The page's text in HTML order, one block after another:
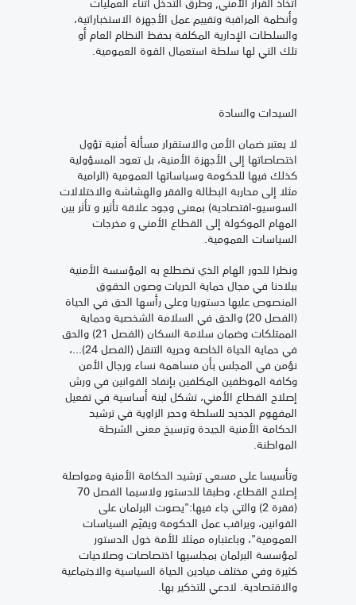
وأنظمة المراقبة وتقييم عمل الأجهزة الاستخباراتية،
والسلطات الإدارية المكلفة بحفظ النظام العام أو
تلك التي لها سلطة استعمال القوة العمومية.
السيدات والسادة
لا يعتبر ضمان الأمن والاستقرار مسألة أمنية تؤول
اختصاصاتها إلى الأجهزة الأمنية، بل تعود المسؤولية
كذلك فيها للحكومة وسياساتها العمومية (الرامية
مثلا إلى محاربة البطالة والفقر والهشاشة والاختلالات
السوسيو-اقتصادية) بمعنى وجود علاقة تأثير و تأثر بين
المهام الموكولة إلى القطاع الأمني و مخرجات
السياسات العمومية.
ونظرا للدور الهام الذي تضطلع به المؤسسة الأمنية
ببلادنا في مجال حماية الحريات وصون الحقوق
المنصوص عليها دستوريا وعلى رأسها الحق في الحياة
(الفصل 20) والحق في السلامة الشخصية وحماية
الممتلكات وضمان سلامة السكان (الفصل 21) والحق
في حماية الحياة الخاصة وحرية التنقل (الفصل 24)...،
نؤمن في المجلس بأن مساهمة نساء ورجال الأمن
وكافة الموظفين المكلفين بإنفاذ القوانين في ورش
إصلاح القطاع الأمني، تشكل لبنة أساسية في تفعيل
المفهوم الجديد للسلطة وحجر الزاوية في ترشيد
الحكامة الأمنية الجيدة وترسيخ معنى الشرطة
المواطنة.
وتأسيسا على مسعى ترشيد الحكامة الأمنية ومواصلة
إصلاح القطاع، وطبقا للدستور ولاسيما الفصل 70
(فقرة 2) والتي جاء فيها:"يصوت البرلمان على
القوانين، ويراقب عمل الحكومة ويقيّم السياسات
العمومية"، وباعتباره ممثلا للأمة خول الدستور
لمؤسسة البرلمان بمجلسيها اختصاصات وصلاحيات
كثيرة وفي مختلف ميادين الحياة السياسية والاجتماعية
والاقتصادية. لادعي للتذكير بها.